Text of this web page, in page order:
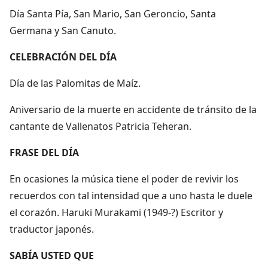
Día Santa Pía, San Mario, San Geroncio, Santa
Germana y San Canuto.
CELEBRACIÓN DEL DÍA
Día de las Palomitas de Maíz.
Aniversario de la muerte en accidente de tránsito de la
cantante de Vallenatos Patricia Teheran.
FRASE DEL DÍA
En ocasiones la música tiene el poder de revivir los
recuerdos con tal intensidad que a uno hasta le duele
el corazón. Haruki Murakami (1949-?) Escritor y
traductor japonés.
SABÍA USTED QUE